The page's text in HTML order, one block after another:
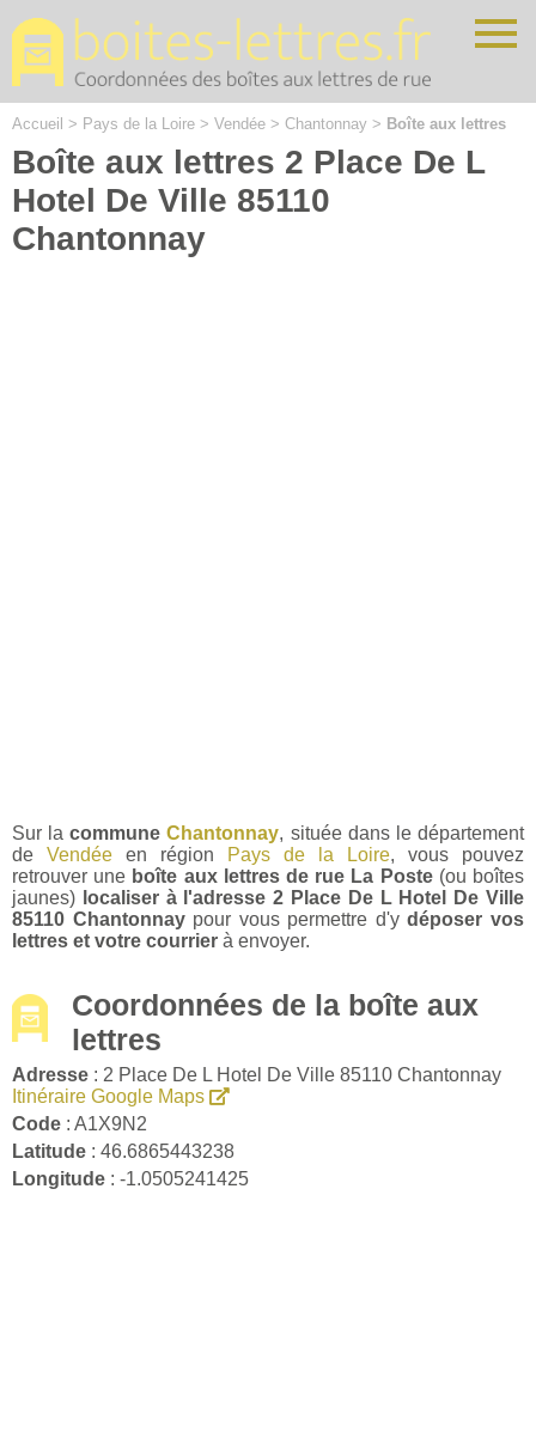
Accueil > Pays de la Loire > Vendée > Chantonnay > Boîte aux lettres
Boîte aux lettres 2 Place De L
Hotel De Ville 85110
Chantonnay
Sur lacommuneChantonnay, située dans le département
de Vendée en région Pays de la Loire, vous pouvez
retrouver une boîte aux lettres de rue La Poste(ou boîtes
jaunes) localiser à l'adresse 2 Place De L Hotel De Ville
85110 Chantonnaypour vous permettre d'ydéposer vos
lettres et votre courrier à envoyer.
Coordonnées de la boîte aux
lettres
Adresse : 2 Place De L Hotel De Ville 85110 Chantonnay
Itinéraire Google Maps
Code : A1X9N2
Latitude : 46.6865443238
Longitude : -1.0505241425